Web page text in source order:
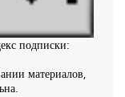
подписки:
материалов,